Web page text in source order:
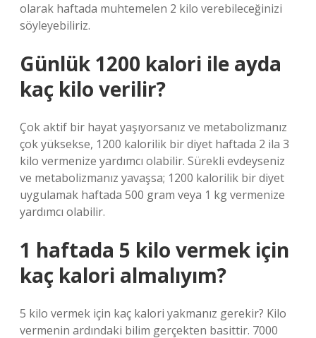
olarak haftada muhtemelen 2 kilo verebileceğinizi
söyleyebiliriz.
Günlük 1200 kalori ile ayda
kaç kilo verilir?
Çok aktif bir hayat yaşıyorsanız ve metabolizmanız
çok yüksekse, 1200 kalorilik bir diyet haftada 2 ila 3
kilo vermenize yardımcı olabilir. Sürekli evdeyseniz
ve metabolizmanız yavaşsa; 1200 kalorilik bir diyet
uygulamak haftada 500 gram veya 1 kg vermenize
yardımcı olabilir.
1 haftada 5 kilo vermek için
kaç kalori almalıyım?
5 kilo vermek için kaç kalori yakmanız gerekir? Kilo
vermenin ardındaki bilim gerçekten basittir. 7000